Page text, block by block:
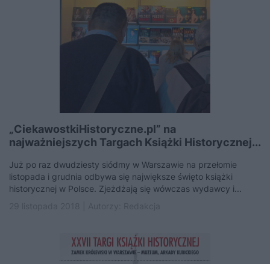
„CiekawostkiHistoryczne.pl” na
najważniejszych Targach Książki Historycznej...
Już po raz dwudziesty siódmy w Warszawie na przełomie
listopada i grudnia odbywa się największe święto książki
historycznej w Polsce. Zjeżdżają się wówczas wydawcy i...